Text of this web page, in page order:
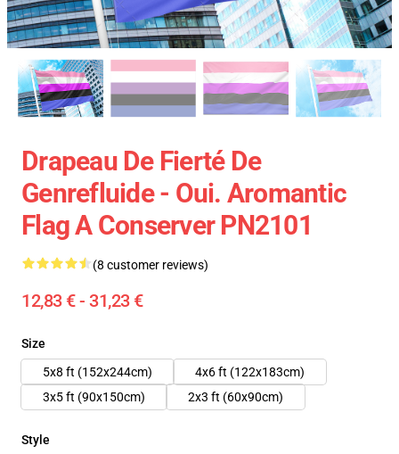
Drapeau De Fierté De
Genrefluide - Oui. Aromantic
Flag A Conserver PN2101
(8 customer reviews)
12,83 € - 31,23 €
Size
5x8 ft (152x244cm)
4x6 ft (122x183cm)
3x5 ft (90x150cm)
2x3 ft (60x90cm)
Style